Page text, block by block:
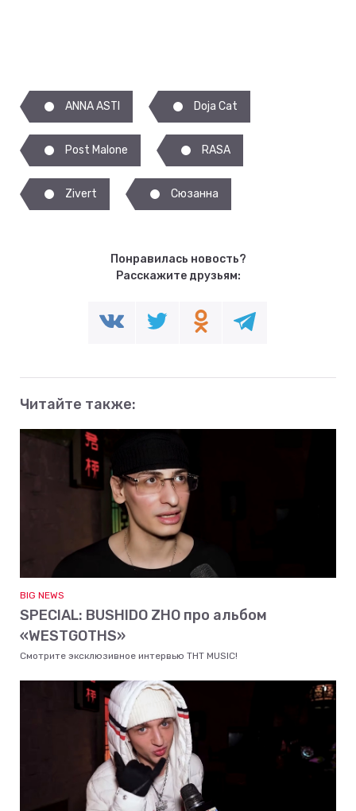
ANNA ASTI Doja Cat
Post Malone RASA
Zivert Сюзанна
Понравилась новость?
Расскажите друзьям:
Читайте также:
BIG NEWS
SPECIAL: BUSHIDO ZHO про альбом
«WESTGOTHS»
Смотрите эксклюзивное интервью ТНТ MUSIC!